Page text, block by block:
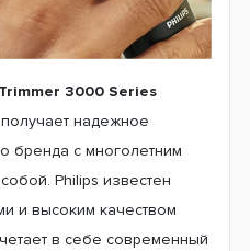
3000 Series
надежное
бренда с многолетним
Philips известен
и высоким качеством
в себе современный